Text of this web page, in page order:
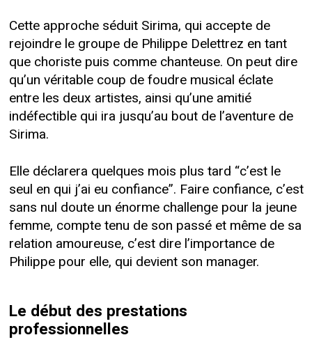
Cette approche séduit Sirima, qui accepte de
rejoindre le groupe de Philippe Delettrez en tant
que choriste puis comme chanteuse. On peut dire
qu’un véritable coup de foudre musical éclate
entre les deux artistes, ainsi qu’une amitié
indéfectible qui ira jusqu’au bout de l’aventure de
Sirima.
Elle déclarera quelques mois plus tard “c’est le
seul en qui j’ai eu confiance”. Faire confiance, c’est
sans nul doute un énorme challenge pour la jeune
femme, compte tenu de son passé et même de sa
relation amoureuse, c’est dire l’importance de
Philippe pour elle, qui devient son manager.
Le début des prestations
professionnelles